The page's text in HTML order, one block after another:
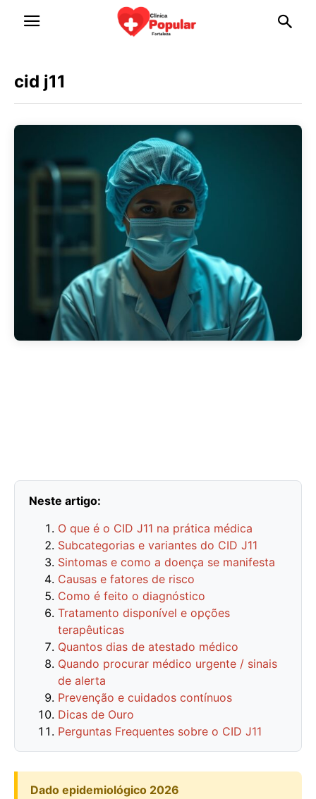
cid j11
Neste artigo:
O que é o CID J11 na prática médica
Subcategorias e variantes do CID J11
Sintomas e como a doença se manifesta
Causas e fatores de risco
Como é feito o diagnóstico
Tratamento disponível e opções
terapêuticas
Quantos dias de atestado médico
Quando procurar médico urgente / sinais
de alerta
Prevenção e cuidados contínuos
Dicas de Ouro
Perguntas Frequentes sobre o CID J11
Dado epidemiológico 2026